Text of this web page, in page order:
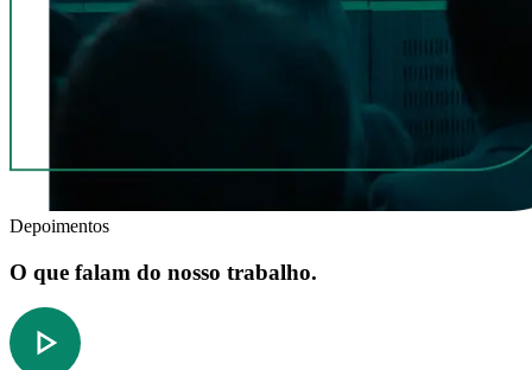
Depoimentos
O que falam do nosso trabalho.